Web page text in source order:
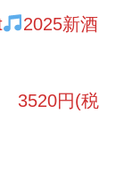
2025新酒
3520円(税